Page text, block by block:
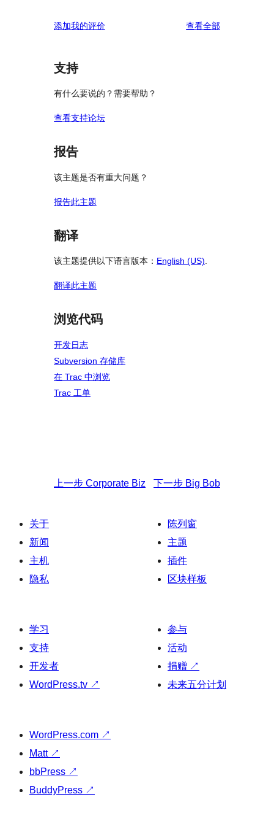
添加我的评价 查看全部评
支持
有什么要说的？需要帮助？
查看支持论坛
报告
该主题是否有重大问题？
报告此主题
翻译
该主题提供以下语言版本： English (US).
翻译此主题
浏览代码
开发日志
Subversion 存储库
在 Trac 中浏览
Trac 工单
上一步 Corporate Biz 下一步 Big Bob
关于
新闻
主机
隐私
陈列窗
主题
插件
区块样板
学习
支持
开发者
WordPress.tv ↗
参与
活动
捐赠 ↗
未来五分计划
WordPress.com ↗
Matt ↗
bbPress ↗
BuddyPress ↗